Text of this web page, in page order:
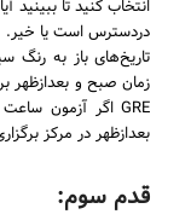
انتخاب کنید تا ببینید
دردسترس است یا خیر.
تاریخ‌های باز به رنگ
زمان صبح و بعدازظهر
بعدازظهر در مرکز
قدم سوم: